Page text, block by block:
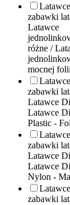
zabawki
Latawce
różne /
mocnej folii
zabawki
Latawce
Latawce
Plastic -
zabawki
Latawce
Latawce
Nylon -
zabawki